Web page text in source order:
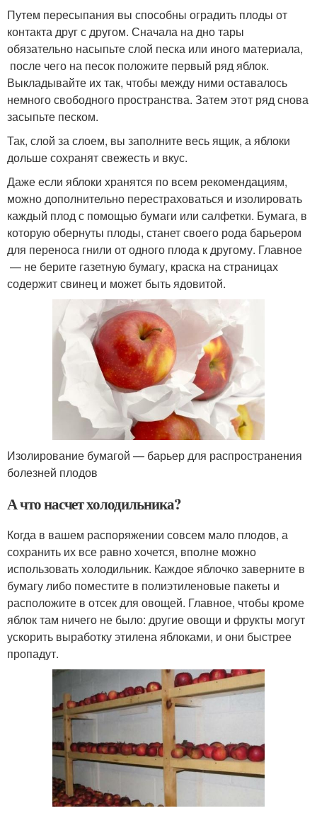
Путем пересыпания вы способны оградить плоды от
контакта друг с другом. Сначала на дно тары
обязательно насыпьте слой песка или иного материала,
после чего на песок положите первый ряд яблок.
Выкладывайте их так, чтобы между ними оставалось
немного свободного пространства. Затем этот ряд снова
засыпьте песком.
Так, слой за слоем, вы заполните весь ящик, а яблоки
дольше сохранят свежесть и вкус.
Даже если яблоки хранятся по всем рекомендациям,
можно дополнительно перестраховаться и изолировать
каждый плод с помощью бумаги или салфетки. Бумага, в
которую обернуты плоды, станет своего рода барьером
для переноса гнили от одного плода к другому. Главное
— не берите газетную бумагу, краска на страницах
содержит свинец и может быть ядовитой.
Изолирование бумагой — барьер для распространения
болезней плодов
А что насчет холодильника?
Когда в вашем распоряжении совсем мало плодов, а
сохранить их все равно хочется, вполне можно
использовать холодильник. Каждое яблочко заверните в
бумагу либо поместите в полиэтиленовые пакеты и
расположите в отсек для овощей. Главное, чтобы кроме
яблок там ничего не было: другие овощи и фрукты могут
ускорить выработку этилена яблоками, и они быстрее
пропадут.